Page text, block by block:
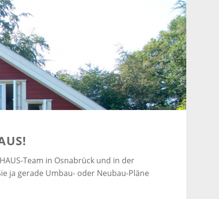
Team in Osnabrück und in der
ja gerade Umbau- oder Neubau-Pläne